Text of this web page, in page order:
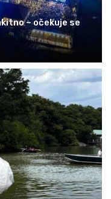
– očekuje se